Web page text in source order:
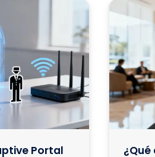
Portal